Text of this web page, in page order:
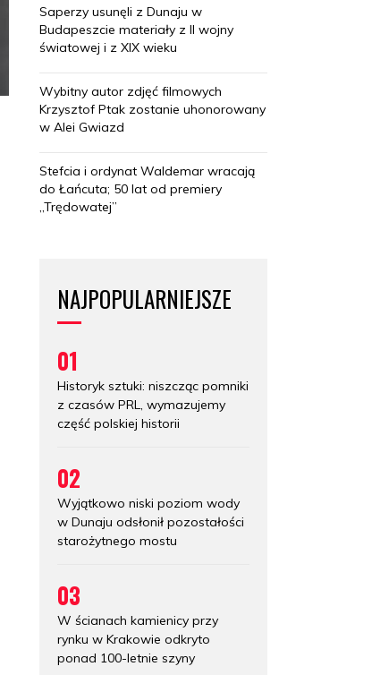
Saperzy usunęli z Dunaju w
Budapeszcie materiały z II wojny
światowej i z XIX wieku
Wybitny autor zdjęć filmowych
Krzysztof Ptak zostanie uhonorowany
w Alei Gwiazd
Stefcia i ordynat Waldemar wracają
do Łańcuta; 50 lat od premiery
„Trędowatej”
NAJPOPULARNIEJSZE
01
Historyk sztuki: niszcząc pomniki
z czasów PRL, wymazujemy
część polskiej historii
02
Wyjątkowo niski poziom wody
w Dunaju odsłonił pozostałości
starożytnego mostu
03
W ścianach kamienicy przy
rynku w Krakowie odkryto
ponad 100-letnie szyny